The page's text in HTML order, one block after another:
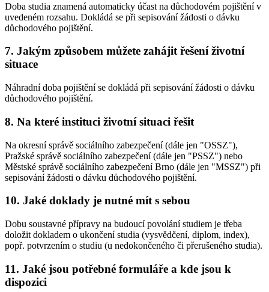
Doba studia znamená automaticky účast na důchodovém pojištění v
uvedeném rozsahu. Dokládá se při sepisování žádosti o dávku
důchodového pojištění.
7. Jakým způsobem můžete zahájit řešení životní
situace
Náhradní doba pojištění se dokládá při sepisování žádosti o dávku
důchodového pojištění.
8. Na které instituci životní situaci řešit
Na okresní správě sociálního zabezpečení (dále jen "OSSZ"),
Pražské správě sociálního zabezpečení (dále jen "PSSZ") nebo
Městské správě sociálního zabezpečení Brno (dále jen "MSSZ") při
sepisování žádosti o dávku důchodového pojištění.
10. Jaké doklady je nutné mít s sebou
Dobu soustavné přípravy na budoucí povolání studiem je třeba
doložit dokladem o ukončení studia (vysvědčení, diplom, index),
popř. potvrzením o studiu (u nedokončeného či přerušeného studia).
11. Jaké jsou potřebné formuláře a kde jsou k
dispozici